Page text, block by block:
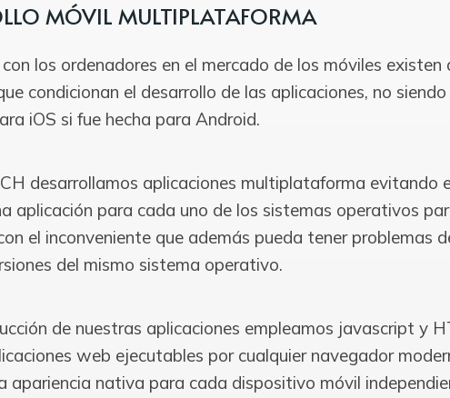
MÓVIL MULTIPLATAFORMA
los ordenadores en el mercado de los móviles
condicionan el desarrollo de las aplicaciones, no
iOS si fue hecha para Android.
desarrollamos aplicaciones multiplataforma evitando
aplicación para cada uno de los sistemas operativos
el inconveniente que además pueda tener problemas
del mismo sistema operativo.
de nuestras aplicaciones empleamos javascript y
web ejecutables por cualquier navegador
apariencia nativa para cada dispositivo móvil